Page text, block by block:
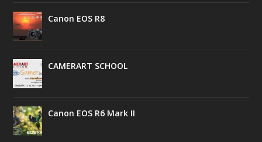
Canon EOS R8
CAMERART SCHOOL
Canon EOS R6 Mark II